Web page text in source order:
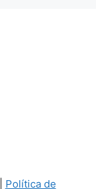
Política de